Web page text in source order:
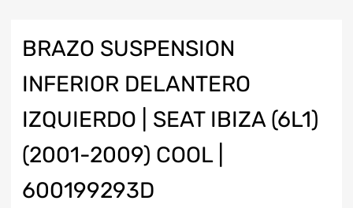
BRAZO SUSPENSION
INFERIOR DELANTERO
IZQUIERDO | SEAT IBIZA (6L1)
(2001-2009) COOL |
600199293D